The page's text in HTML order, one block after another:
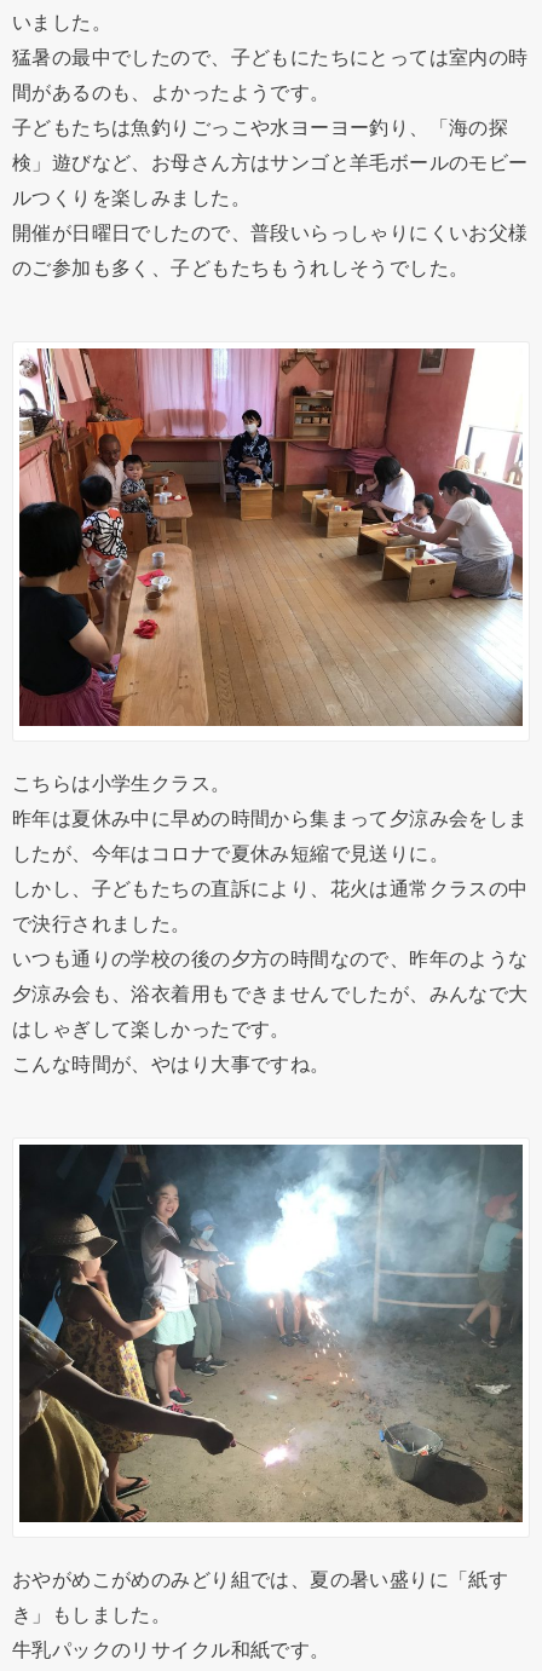
いました。
猛暑の最中でしたので、子どもにたちにとっては室内の時
間があるのも、よかったようです。
子どもたちは魚釣りごっこや水ヨーヨー釣り、「海の探
検」遊びなど、お母さん方はサンゴと羊毛ボールのモビー
ルつくりを楽しみました。
開催が日曜日でしたので、普段いらっしゃりにくいお父様
のご参加も多く、子どもたちもうれしそうでした。
こちらは小学生クラス。
昨年は夏休み中に早めの時間から集まって夕涼み会をしま
したが、今年はコロナで夏休み短縮で見送りに。
しかし、子どもたちの直訴により、花火は通常クラスの中
で決行されました。
いつも通りの学校の後の夕方の時間なので、昨年のような
夕涼み会も、浴衣着用もできませんでしたが、みんなで大
はしゃぎして楽しかったです。
こんな時間が、やはり大事ですね。
おやがめこがめのみどり組では、夏の暑い盛りに「紙す
き」もしました。
牛乳パックのリサイクル和紙です。